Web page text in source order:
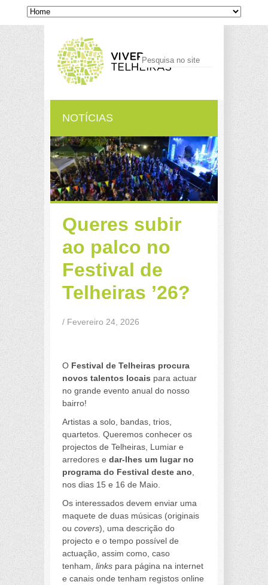
NOTÍCIAS
Queres subir
ao palco no
Festival de
Telheiras ’26?
/ Fevereiro 24, 2026
O Festival de Telheiras procura
novos talentos locais para actuar
no grande evento anual do nosso
bairro!
Artistas a solo, bandas, trios,
quartetos. Queremos conhecer os
projectos de Telheiras, Lumiar e
arredores e dar-lhes um lugar no
programa do Festival deste ano
nos dias 15 e 16 de Maio.
Os interessados devem enviar uma
maquete de duas músicas (originais
ou covers), uma descrição do
projecto e o tempo possível de
actuação, assim como, caso
tenham, links para página na internet
e canais onde tenham registos online